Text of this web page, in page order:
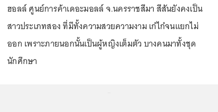
ฮอลล์ ศูนย์การค้าเดอะมอลล์ จ.นครราชสีมา สีสันยังคงเป็น
สาวประเภทสอง ที่มีทั้งความสวยความงาม เก๋ไก๋จนแยกไม่
ออก เพราะภายนอกนั้นเป็นผู้หญิงเต็มตัว บางคนมาทั้งชุด
นักศึกษา